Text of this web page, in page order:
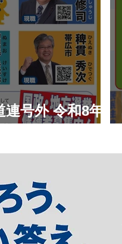
号外 令和8年7